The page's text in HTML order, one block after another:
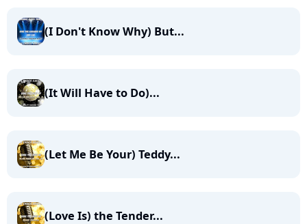
(I Don't Know Why) But...
(It Will Have to Do)...
(Let Me Be Your) Teddy...
(Love Is) the Tender...